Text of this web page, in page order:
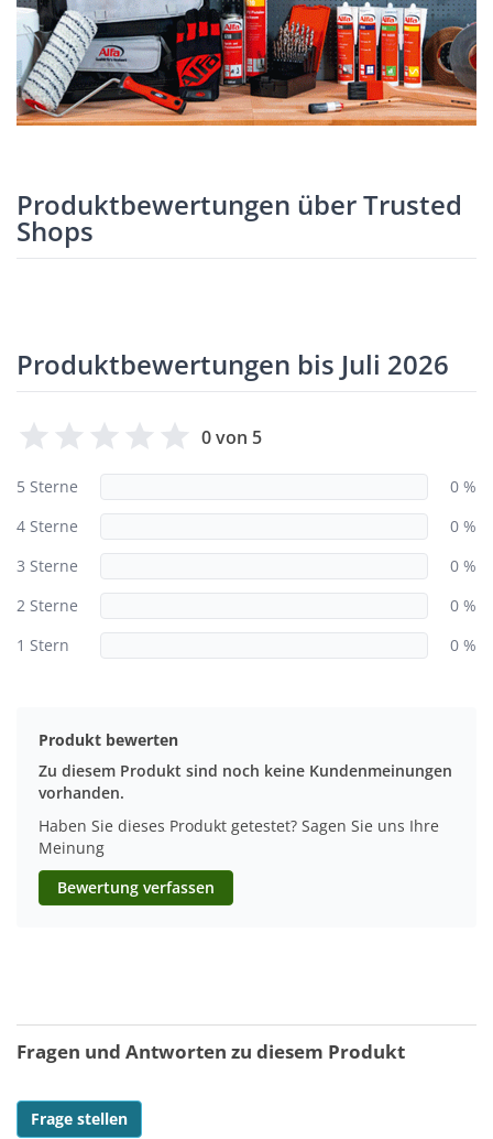
Produktbewertungen über Trusted
Shops
Produktbewertungen bis Juli 2026
0 von 5
5 Sterne
0 %
4 Sterne
0 %
3 Sterne
0 %
2 Sterne
0 %
1 Stern
0 %
Produkt bewerten
Zu diesem Produkt sind noch keine Kundenmeinungen
vorhanden.
Haben Sie dieses Produkt getestet? Sagen Sie uns Ihre
Meinung
Bewertung verfassen
Fragen und Antworten zu diesem Produkt
Frage stellen